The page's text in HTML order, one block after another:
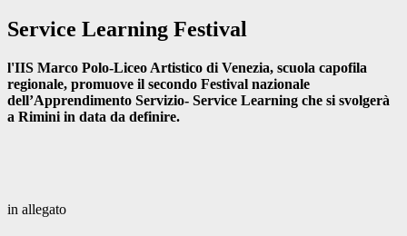
Service Learning Festival
l'IIS Marco Polo-Liceo Artistico di Venezia, scuola capofila
regionale, promuove il secondo Festival nazionale
dell’Apprendimento Servizio- Service Learning che si svolgerà
a Rimini in data da definire.
in allegato